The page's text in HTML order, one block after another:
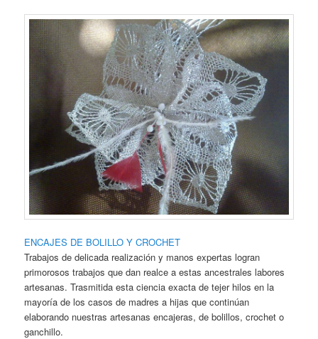
ENCAJES DE BOLILLO Y CROCHET
Trabajos de delicada realización y manos expertas logran
primorosos trabajos que dan realce a estas ancestrales labores
artesanas. Trasmitida esta ciencia exacta de tejer hilos en la
mayoría de los casos de madres a hijas que continúan
elaborando nuestras artesanas encajeras, de bolillos, crochet o
ganchillo.